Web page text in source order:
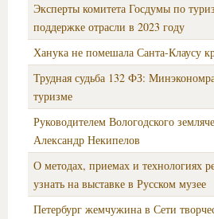
Эксперты комитета Госдумы по
поддержке отрасли в 2023 году
Ханука не помешала Санта-Клаусу
Трудная судьба 132 ФЗ:
туризме
Руководителем Вологодского
Александр Некипелов
О методах, приемах и технологиях
узнать на выставке в Русском музее
Петербург жемчужина в Сети